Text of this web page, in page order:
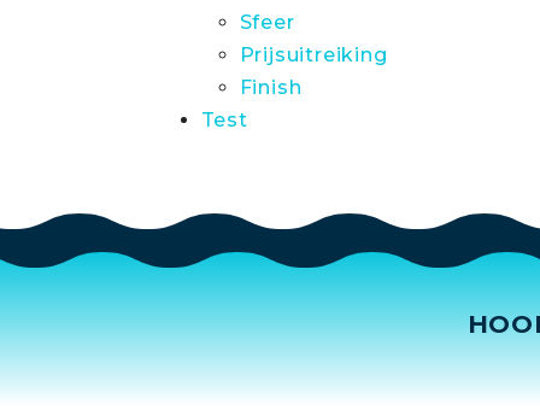
Sfeer
Prijsuitreiking
Finish
Test